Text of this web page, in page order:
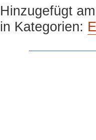
Hinzugefügt
in Kategorien: